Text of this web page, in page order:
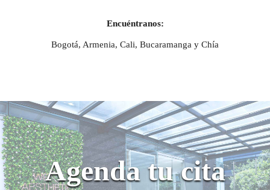
Encuéntranos:
Bogotá, Armenia, Cali, Bucaramanga y Chía
Agenda tu cita